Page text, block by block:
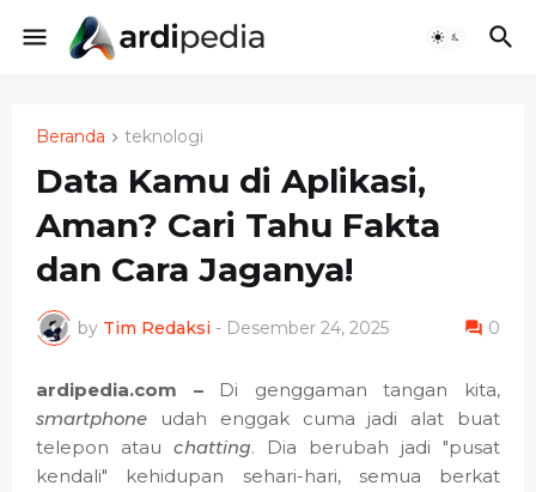
Beranda teknologi
Data Kamu di Aplikasi,
Aman? Cari Tahu Fakta
dan Cara Jaganya!
by Tim Redaksi - Desember 24, 2025 0
ardipedia.com –Di genggaman tangan kita,
smartphone udah enggak cuma jadi alat buat
telepon atau chatting. Dia berubah jadi "pusat
kendali" kehidupan sehari-hari, semua berkat